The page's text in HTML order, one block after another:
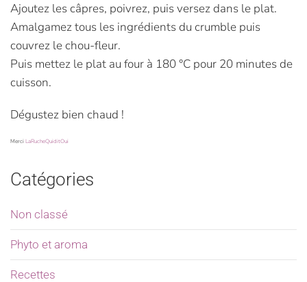
Ajoutez les câpres, poivrez, puis versez dans le plat.
Amalgamez tous les ingrédients du crumble puis
couvrez le chou-fleur.
Puis mettez le plat au four à 180 °C pour 20 minutes de
cuisson.
Dégustez bien chaud !
MerciLaRucheQuiditOui
Catégories
Non classé
Phyto et aroma
Recettes